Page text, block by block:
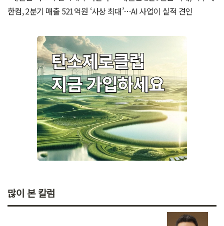
주목[이슈분석]
한컴, 2분기 매출 521억원 ‘사상 최대’…AI 사업이 실적 견인
많이 본 칼럼